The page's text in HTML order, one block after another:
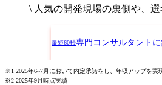
\ 人気の開発現場の裏側や、
最短60秒専門コンサルタント
※1 2025年6~7月において内定承諾をし、年収アップを実
※2 2025年9月時点実績